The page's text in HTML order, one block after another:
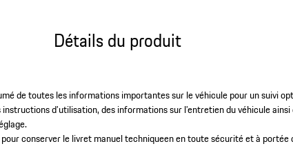
Détails du produit
de toutes les informations importantes sur le véhicule pour un suivi
d’utilisation, des informations sur l’entretien du véhicule ainsi
conserver le livret manuel techniqueen en toute sécurité et à portée